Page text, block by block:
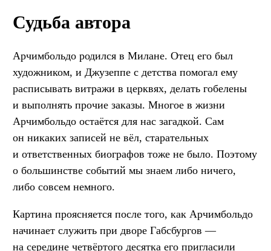
Судьба автора
Арчимбольдо родился в Милане. Отец его был
художником, и Джузеппе с детства помогал ему
расписывать витражи в церквях, делать гобелены
и выполнять прочие заказы. Многое в жизни
Арчимбольдо остаётся для нас загадкой. Сам
он никаких записей не вёл, старательных
и ответственных биографов тоже не было. Поэтому
о большинстве событий мы знаем либо ничего,
либо совсем немного.
Картина проясняется после того, как Арчимбольдо
начинает служить при дворе Габсбургов —
на середине четвёртого десятка его пригласили